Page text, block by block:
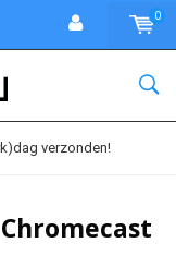
0
verzonden!